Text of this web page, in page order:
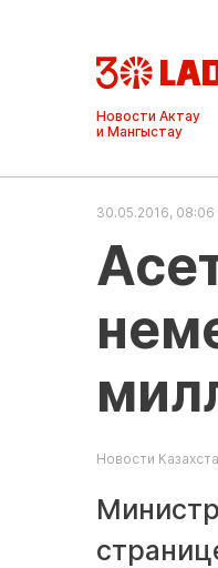
Ақтау және
Манғыстау
жаңалықтары
30.05.2016, 08:06
Новости